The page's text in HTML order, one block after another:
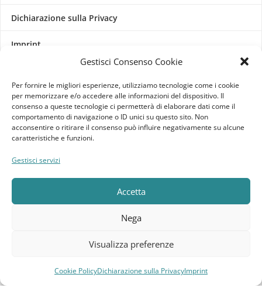
Gestisci Consenso Cookie
Per fornire le migliori esperienze, utilizziamo tecnologie come i cookie
per memorizzare e/o accedere alle informazioni del dispositivo. Il
consenso a queste tecnologie ci permetterà di elaborare dati come il
comportamento di navigazione o ID unici su questo sito. Non
acconsentire o ritirare il consenso può influire negativamente su alcune
caratteristiche e funzioni.
Gestisci servizi
Accetta
Nega
Visualizza preferenze
Cookie PolicyDichiarazione sulla PrivacyImprint
Dichiarazione sulla Privacy
Imprint
Disconoscimento
Pagine Dedicate
CLIENTE
Bacheca cliente
Lista dei desideri
CarrelloMenu